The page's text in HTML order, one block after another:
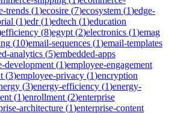
trends (1)ecosire (7)ecosystem (1)edge-
(1)edr(1)edtech (1)education
efficiency (8)egypt (2)electronics (1)emag
(10)email-sequences (1)email-templates
analytics (5)embedded-apps
development (1)employee-engagement
(3)employee-privacy (1)encryption
(3)energy-efficiency (1)energy-
(1)enrollment (2)enterprise
architecture (1)enterprise-content